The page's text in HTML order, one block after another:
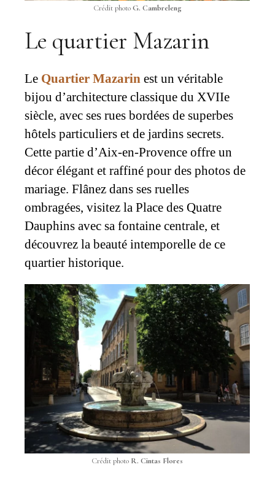
Crédit photoG. Cambreleng
Le quartier Mazarin
Le Quartier Mazarinest un véritable
bijou d’architecture classique du XVIIe
siècle, avec ses rues bordées de superbes
hôtels particuliers et de jardins secrets.
Cette partie d’Aix-en-Provence offre un
décor élégant et raffiné pour des photos de
mariage. Flânez dans ses ruelles
ombragées, visitez la Place des Quatre
Dauphins avec sa fontaine centrale, et
découvrez la beauté intemporelle de ce
quartier historique.
Crédit photo R. Cintas Flores